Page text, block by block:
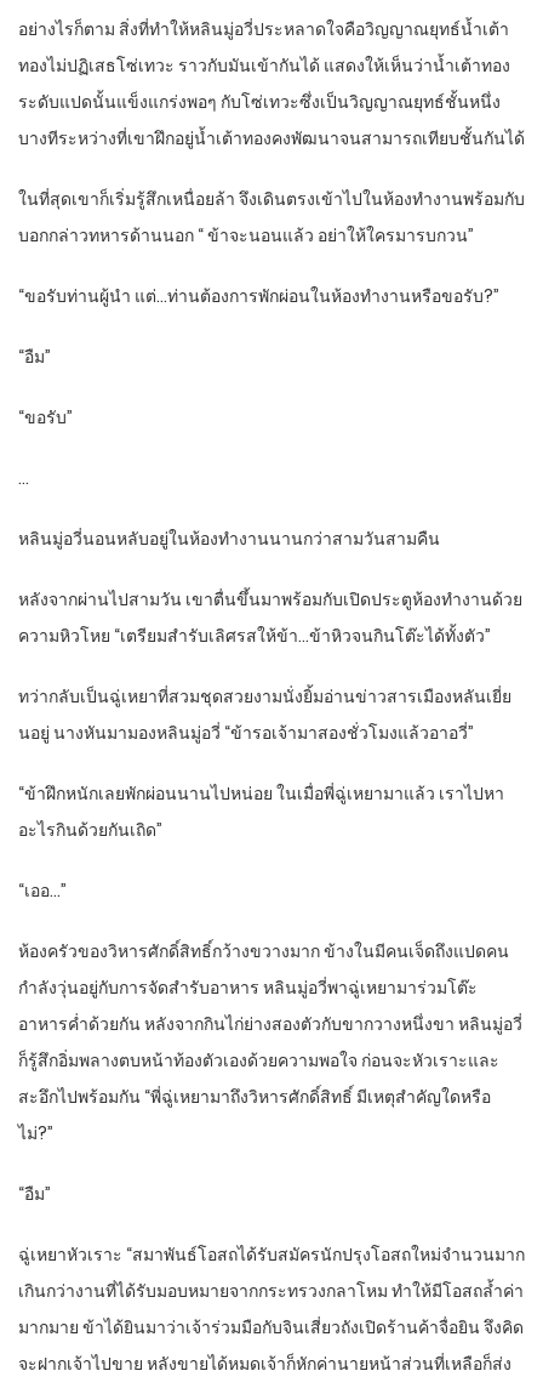
อย่างไรก็ตาม สิ่งที่ทำให้หลินมู่อวี่ประหลาดใจคือวิญญาณยุทธ์น้ำเต้า
ทองไม่ปฏิเสธโซ่เทวะ ราวกับมันเข้ากันได้ แสดงให้เห็นว่าน้ำเต้าทอง
ระดับแปดนั้นแข็งแกร่งพอๆ กับโซ่เทวะซึ่งเป็นวิญญาณยุทธ์ชั้นหนึ่ง
บางทีระหว่างที่เขาฝึกอยู่น้ำเต้าทองคงพัฒนาจนสามารถเทียบชั้นกันได้
ในที่สุดเขาก็เริ่มรู้สึกเหนื่อยล้า จึงเดินตรงเข้าไปในห้องทำงานพร้อมกับ
บอกกล่าวทหารด้านนอก “ ข้าจะนอนแล้ว อย่าให้ใครมารบกวน”
“ขอรับท่านผู้นำ แต่…ท่านต้องการพักผ่อนในห้องทำงานหรือขอรับ?”
“อืม”
“ขอรับ”
…
หลินมู่อวี่นอนหลับอยู่ในห้องทำงานนานกว่าสามวันสามคืน
หลังจากผ่านไปสามวัน เขาตื่นขึ้นมาพร้อมกับเปิดประตูห้องทำงานด้วย
ความหิวโหย “เตรียมสำรับเลิศรสให้ข้า…ข้าหิวจนกินโต๊ะได้ทั้งตัว”
ทว่ากลับเป็นฉู่เหยาที่สวมชุดสวยงามนั่งยิ้มอ่านข่าวสารเมืองหลันเยี่ย
นอยู่ นางหันมามองหลินมู่อวี่ “ข้ารอเจ้ามาสองชั่วโมงแล้วอาอวี่”
“ข้าฝึกหนักเลยพักผ่อนนานไปหน่อย ในเมื่อพี่ฉู่เหยามาแล้ว เราไปหา
อะไรกินด้วยกันเถิด”
“เออ…”
ห้องครัวของวิหารศักดิ์สิทธิ์กว้างขวางมาก ข้างในมีคนเจ็ดถึงแปดคน
กำลังวุ่นอยู่กับการจัดสำรับอาหาร หลินมู่อวี่พาฉู่เหยามาร่วมโต๊ะ
อาหารค่ำด้วยกัน หลังจากกินไก่ย่างสองตัวกับขากวางหนึ่งขา หลินมู่อวี่
ก็รู้สึกอิ่มพลางตบหน้าท้องตัวเองด้วยความพอใจ ก่อนจะหัวเราะและ
สะอึกไปพร้อมกัน “พี่ฉู่เหยามาถึงวิหารศักดิ์สิทธิ์ มีเหตุสำคัญใดหรือ
ไม่?”
“อืม”
ฉู่เหยาหัวเราะ “สมาพันธ์โอสถได้รับสมัครนักปรุงโอสถใหม่จำนวนมาก
เกินกว่างานที่ได้รับมอบหมายจากกระทรวงกลาโหม ทำให้มีโอสถล้ำค่า
มากมาย ข้าได้ยินมาว่าเจ้าร่วมมือกับจินเสี่ยวถังเปิดร้านค้าจื่อยิน จึงคิด
จะฝากเจ้าไปขาย หลังขายได้หมดเจ้าก็หักค่านายหน้าส่วนที่เหลือก็ส่ง